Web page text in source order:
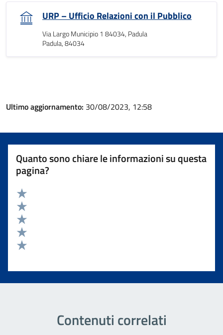
URP – Ufficio Relazioni con il Pubblico
Via Largo Municipio 1 84034, Padula
Padula, 84034
Ultimo aggiornamento: 30/08/2023, 12:58
Quanto sono chiare le informazioni su questa
pagina?
Valuta 5 stelle su 5
Valuta 4 stelle su 5
Valuta 3 stelle su 5
Valuta 2 stelle su 5
Contenuti correlati